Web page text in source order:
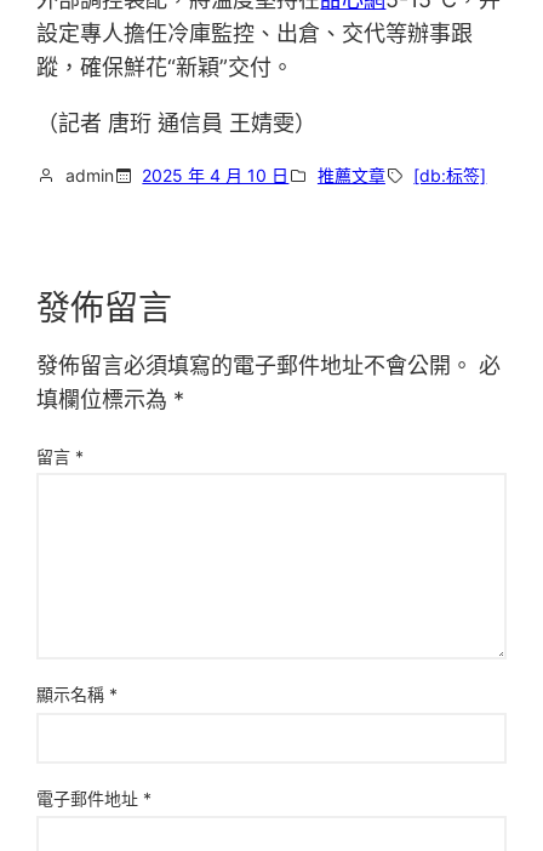
設定專人擔任冷庫監控、出倉、交代等辦事跟
蹤，確保鮮花“新穎”交付。
（記者 唐珩 通信員 王婧雯）
admin 2025 年 4 月 10 日 推薦文章 [db:标签]
發佈留言
發佈留言必須填寫的電子郵件地址不會公開。 必
填欄位標示為 *
留言 *
顯示名稱 *
電子郵件地址 *